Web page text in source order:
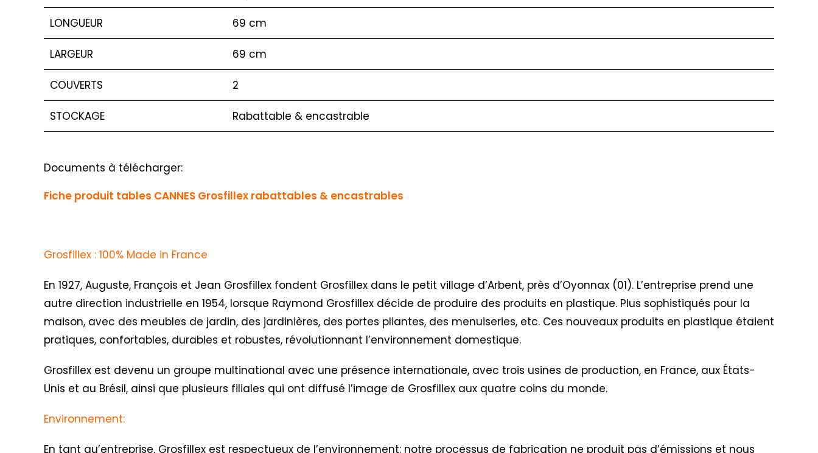
LONGUEUR 69 cm
LARGEUR 69 cm
COUVERTS 2
STOCKAGE Rabattable & encastrable
Documents à télécharger:
Fiche produit tables CANNES Grosfillex rabattables & encastrables
Grosfillex : 100% Made in France
En 1927, Auguste, François et Jean Grosfillex fondent Grosfillex dans le petit village d’Arbent, près d’Oyonnax (01). L’entreprise prend une
autre direction industrielle en 1954, lorsque Raymond Grosfillex décide de produire des produits en plastique. Plus sophistiqués pour la
maison, avec des meubles de jardin, des jardinières, des portes pliantes, des menuiseries, etc. Ces nouveaux produits en plastique étaient
pratiques, confortables, durables et robustes, révolutionnant l’environnement domestique.
Grosfillex est devenu un groupe multinational avec une présence internationale, avec trois usines de production, en France, aux États-
Unis et au Brésil, ainsi que plusieurs filiales qui ont diffusé l’image de Grosfillex aux quatre coins du monde.
Environnement:
En tant qu’entreprise, Grosfillex est respectueux de l’environnement: notre processus de fabrication ne produit pas d’émissions et nous